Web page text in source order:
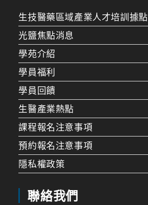
生技醫藥區域產業人才培訓據點
光鹽焦點消息
學苑介紹
學員福利
學員回饋
生醫產業熱點
課程報名注意事項
預約報名注意事項
隱私權政策
聯絡我們